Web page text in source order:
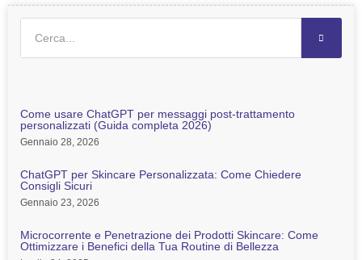
Come usare ChatGPT per messaggi post-trattamento
personalizzati (Guida completa 2026)
Gennaio 28, 2026
ChatGPT per Skincare Personalizzata: Come Chiedere
Consigli Sicuri
Gennaio 23, 2026
Microcorrente e Penetrazione dei Prodotti Skincare: Come
Ottimizzare i Benefici della Tua Routine di Bellezza